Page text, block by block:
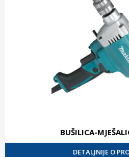
BUŠILICA-
DETALJNIJE O